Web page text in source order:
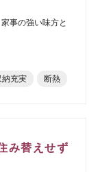
事の強い味方と
納充実 断熱
み替えせず